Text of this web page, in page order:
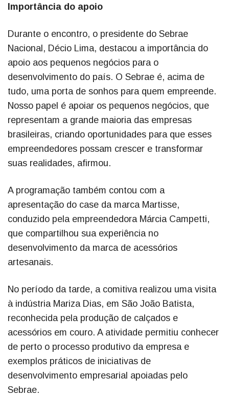
Importância do apoio
Durante o encontro, o presidente do Sebrae
Nacional, Décio Lima, destacou a importância do
apoio aos pequenos negócios para o
desenvolvimento do país. O Sebrae é, acima de
tudo, uma porta de sonhos para quem empreende.
Nosso papel é apoiar os pequenos negócios, que
representam a grande maioria das empresas
brasileiras, criando oportunidades para que esses
empreendedores possam crescer e transformar
suas realidades, afirmou.
A programação também contou com a
apresentação do case da marca Martisse,
conduzido pela empreendedora Márcia Campetti,
que compartilhou sua experiência no
desenvolvimento da marca de acessórios
artesanais.
No período da tarde, a comitiva realizou uma visita
à indústria Mariza Dias, em São João Batista,
reconhecida pela produção de calçados e
acessórios em couro. A atividade permitiu conhecer
de perto o processo produtivo da empresa e
exemplos práticos de iniciativas de
desenvolvimento empresarial apoiadas pelo
Sebrae.